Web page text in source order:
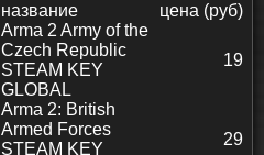
название
цена (руб)
Arma 2 Army of the
Czech Republic
STEAM KEY
GLOBAL
19
Arma 2: British
Armed Forces
STEAM KEY
29